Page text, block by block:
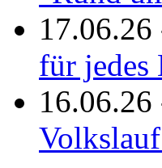
17.06.26
für jedes
16.06.26